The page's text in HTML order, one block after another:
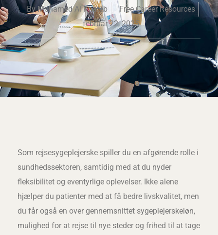
ByMohamed Al Khateb
Free Career Resources
februar 22, 2025
Som rejsesygeplejerske spiller du en afgørende rolle i
sundhedssektoren, samtidig med at du nyder
fleksibilitet og eventyrlige oplevelser. Ikke alene
hjælper du patienter med at få bedre livskvalitet, men
du får også en over gennemsnittet sygeplejerskeløn,
mulighed for at rejse til nye steder og frihed til at tage